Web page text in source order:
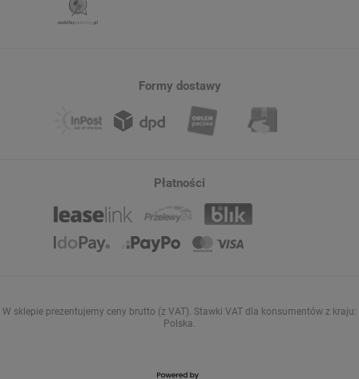
Formy dostawy
Płatności
W sklepie prezentujemy ceny brutto (z VAT). Stawki VAT dla konsumentów z kraju:
Polska.